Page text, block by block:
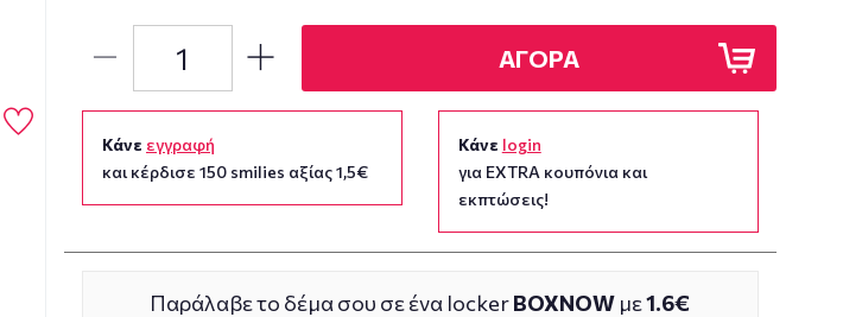
ΑΓΟΡΑ
Κάνε εγγραφή
και κέρδισε 150 smilies αξίας 1,5€
Κάνε login
για EXTRA κουπόνια και
εκπτώσεις!
Παράλαβε το δέμα σου σε ένα lockerBOXNOW με1.6€